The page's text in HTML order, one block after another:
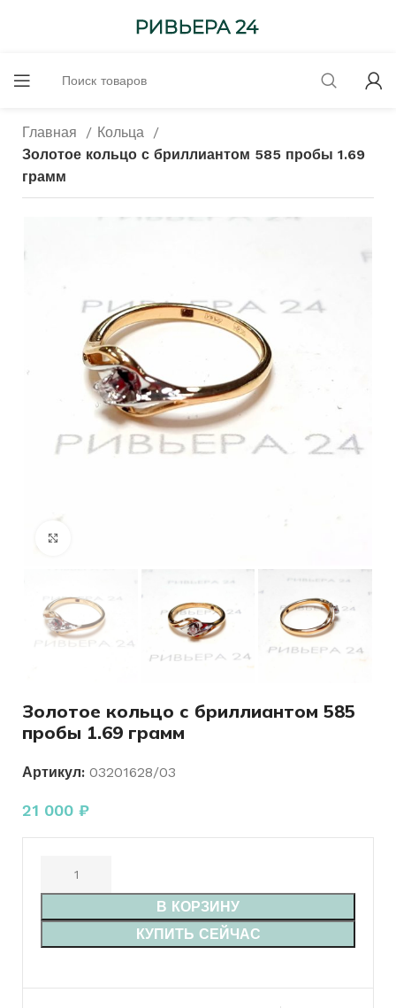
Главная
Кольца
Золотое кольцо с бриллиантом 585 пробы 1.69
грамм
Золотое кольцо с бриллиантом 585
пробы 1.69 грамм
Артикул: 03201628/03
21 000 ₽
В КОРЗИНУ
КУПИТЬ СЕЙЧАС